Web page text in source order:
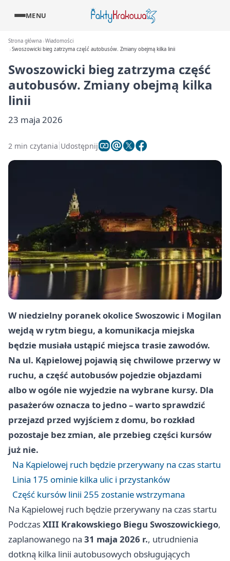
MENU
Strona główna Wiadomości
Swoszowicki bieg zatrzyma część autobusów. Zmiany obejmą kilka linii
Swoszowicki bieg zatrzyma część
autobusów. Zmiany obejmą kilka
linii
23 maja 2026
2 min czytania Udostępnij
W niedzielny poranek okolice Swoszowic i Mogilan
wejdą w rytm biegu, a komunikacja miejska
będzie musiała ustąpić miejsca trasie zawodów.
Na ul. Kąpielowej pojawią się chwilowe przerwy w
ruchu, a część autobusów pojedzie objazdami
albo w ogóle nie wyjedzie na wybrane kursy. Dla
pasażerów oznacza to jedno – warto sprawdzić
przejazd przed wyjściem z domu, bo rozkład
pozostaje bez zmian, ale przebieg części kursów
już nie.
Na Kąpielowej ruch będzie przerywany na czas startu
Linia 175 ominie kilka ulic i przystanków
Część kursów linii 255 zostanie wstrzymana
Na Kąpielowej ruch będzie przerywany na czas startu
PodczasXIII Krakowskiego Biegu Swoszowickiego,
zaplanowanego na 31 maja 2026 r., utrudnienia
dotkną kilka linii autobusowych obsługujących